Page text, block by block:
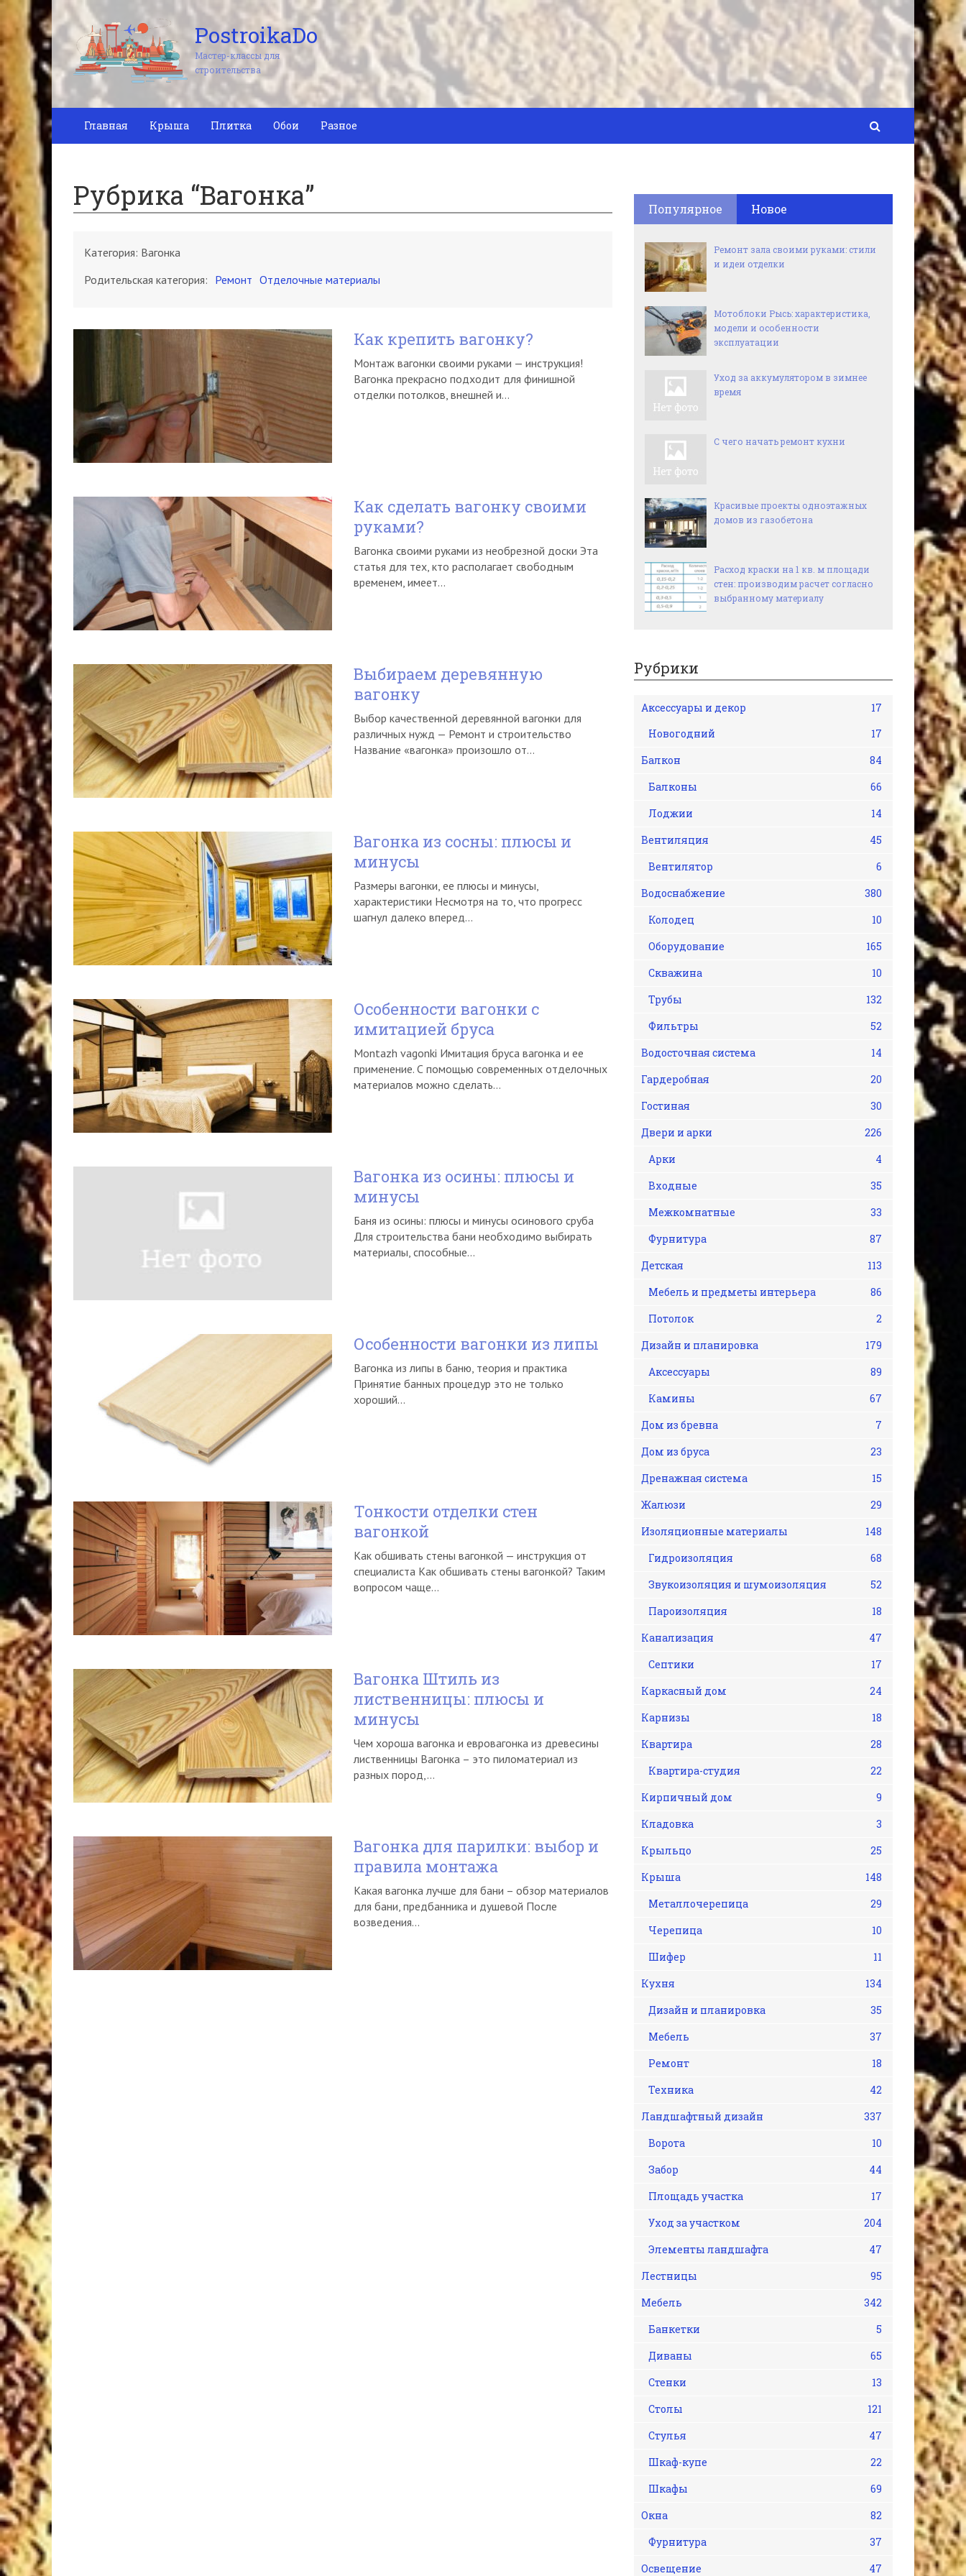
PostroikaDo
Мастер-классы для
строительства
Главная Крыша Плитка Обои Разное
Рубрика “Вагонка”
Категория: Вагонка
Родительская категория: Ремонт Отделочные материалы
Как крепить вагонку?
Монтаж вагонки своими руками — инструкция!
Вагонка прекрасно подходит для финишной
отделки потолков, внешней и…
Как сделать вагонку своими
руками?
Вагонка своими руками из необрезной доски Эта
статья для тех, кто располагает свободным
временем, имеет…
Выбираем деревянную
вагонку
Выбор качественной деревянной вагонки для
различных нужд — Ремонт и строительство
Название «вагонка» произошло от…
Вагонка из сосны: плюсы и
минусы
Размеры вагонки, ее плюсы и минусы,
характеристики Несмотря на то, что прогресс
шагнул далеко вперед…
Особенности вагонки с
имитацией бруса
Montazh vagonki Имитация бруса вагонка и ее
применение. С помощью современных отделочных
материалов можно сделать…
Вагонка из осины: плюсы и
минусы
Баня из осины: плюсы и минусы осинового сруба
Для строительства бани необходимо выбирать
материалы, способные…
Особенности вагонки из липы
Вагонка из липы в баню, теория и практика
Принятие банных процедур это не только
хороший…
Тонкости отделки стен
вагонкой
Как обшивать стены вагонкой — инструкция от
специалиста Как обшивать стены вагонкой? Таким
вопросом чаще…
Вагонка Штиль из
лиственницы: плюсы и
минусы
Чем хороша вагонка и евровагонка из древесины
лиственницы Вагонка – это пиломатериал из
разных пород,…
Вагонка для парилки: выбор и
правила монтажа
Какая вагонка лучше для бани – обзор материалов
для бани, предбанника и душевой После
возведения…
Популярное Новое
Ремонт зала своими руками: стили
и идеи отделки
Мотоблоки Рысь: характеристика,
модели и особенности
эксплуатации
Уход за аккумулятором в зимнее
время
С чего начать ремонт кухни
Красивые проекты одноэтажных
домов из газобетона
Расход краски на 1 кв. м площади
стен: производим расчет согласно
выбранному материалу
Рубрики
Аксессуары и декор
17
Новогодний
17
Балкон
84
Балконы
66
Лоджии
14
Вентиляция
45
Вентилятор
6
Водоснабжение
380
Колодец
10
Оборудование
165
Скважина
10
Трубы
132
Фильтры
52
Водосточная система
14
Гардеробная
20
Гостиная
30
Двери и арки
226
Арки
4
Входные
35
Межкомнатные
33
Фурнитура
87
Детская
113
Мебель и предметы интерьера
86
Потолок
2
Дизайн и планировка
179
Аксессуары
89
Камины
67
Дом из бревна
7
Дом из бруса
23
Дренажная система
15
Жалюзи
29
Изоляционные материалы
148
Гидроизоляция
68
Звукоизоляция и шумоизоляция
52
Пароизоляция
18
Канализация
47
Септики
17
Каркасный дом
24
Карнизы
18
Квартира
28
Квартира-студия
22
Кирпичный дом
9
Кладовка
3
Крыльцо
25
Крыша
148
Металлочерепица
29
Черепица
10
Шифер
11
Кухня
134
Дизайн и планировка
35
Мебель
37
Ремонт
18
Техника
42
Ландшафтный дизайн
337
Ворота
10
Забор
44
Площадь участка
17
Уход за участком
204
Элементы ландшафта
47
Лестницы
95
Мебель
342
Банкетки
5
Диваны
65
Стенки
13
Столы
121
Стулья
47
Шкаф-купе
22
Шкафы
69
Окна
82
Фурнитура
37
Освещение
47